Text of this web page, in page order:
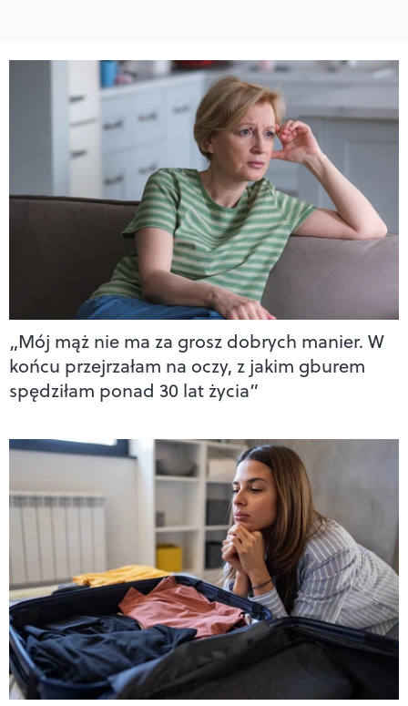
„Mój mąż nie ma za grosz dobrych manier. W
końcu przejrzałam na oczy, z jakim gburem
spędziłam ponad 30 lat życia”